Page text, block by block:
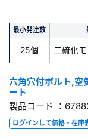
最小発注数
25個 二硫化
六角穴付ボルト,
ート
製品コード ：
ログインして価格・在庫